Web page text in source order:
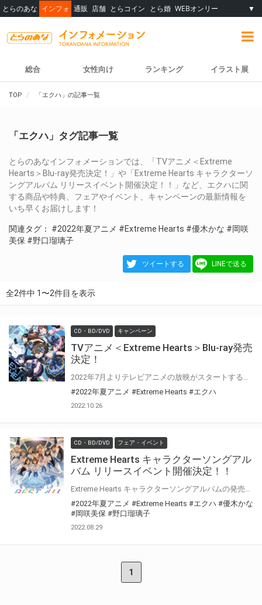
とらのあな インフォ 通販 店舗 とらコイン とら婚 WEBオンリー ▼
総合 女性向け ランキング イラスト展
TOP 「エクハ」の記事一覧
「エクハ」タグ記事一覧
とらのあなインフォメーションでは、「TVアニメ＜Extreme
Hearts＞Blu-ray発売決定！」や「Extreme Hearts キャラクターソ
ングアルバム リリースイベント開催決定！！」など、エクハに関
する商品や特典、フェアやイベント、キャンペーンの最新情報を
いち早くお届けします！
関連タグ： #2022年夏アニメ #Extreme Hearts #優木かな #岡咲
美保 #野口瑠璃子
ツイートする LINEで送る
全2件中 1〜2件目を表示
CD・BD/DVD キャンペーン
TVアニメ＜Extreme Hearts＞Blu-ray発売
決定！
#2022年夏アニメ #Extreme Hearts #エクハ
2022.10.26
CD・BD/DVD フェア・イベント
Extreme Hearts キャラクターソングアル
バム リリースイベント開催決定！！
#2022年夏アニメ #Extreme Hearts #エクハ #優木かな
#岡咲美保 #野口瑠璃子
2022.08.29
1